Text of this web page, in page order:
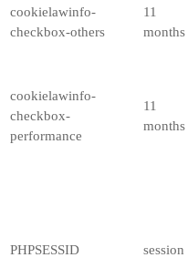
cookielawinfo-
checkbox-others
11
months
cookielawinfo-
checkbox-
performance
11
months
PHPSESSID session